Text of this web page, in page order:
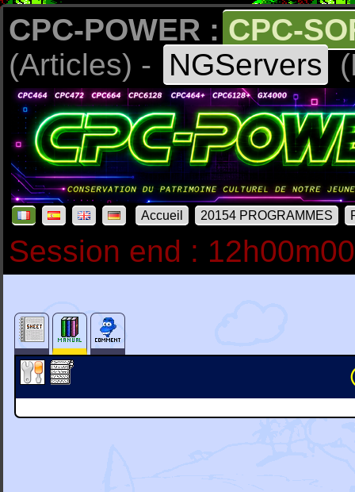
CPC-POWER : CPC-
(Articles) -
NGServers
Accueil 20154 PROGRAMMES
Session end :